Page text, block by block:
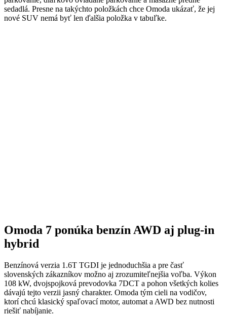
sedadlá. Presne na takýchto položkách chce Omoda ukázať, že jej
nové SUV nemá byť len ďalšia položka v tabuľke.
Omoda 7 ponúka benzín AWD aj plug-in
hybrid
Benzínová verzia 1.6T TGDI je jednoduchšia a pre časť
slovenských zákazníkov možno aj zrozumiteľnejšia voľba. Výkon
108 kW, dvojspojková prevodovka 7DCT a pohon všetkých kolies
dávajú tejto verzii jasný charakter. Omoda tým cieli na vodičov,
ktorí chcú klasický spaľovací motor, automat a AWD bez nutnosti
riešiť nabíjanie.